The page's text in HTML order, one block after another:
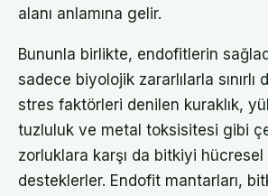
alanı anlamına gelir.
Bununla birlikte, endofitlerin
sadece biyolojik zararlılarla sınırlı
stres faktörleri denilen kuraklık,
tuzluluk ve metal toksisitesi gibi
zorluklara karşı da bitkiyi
desteklerler. Endofit mantarları,